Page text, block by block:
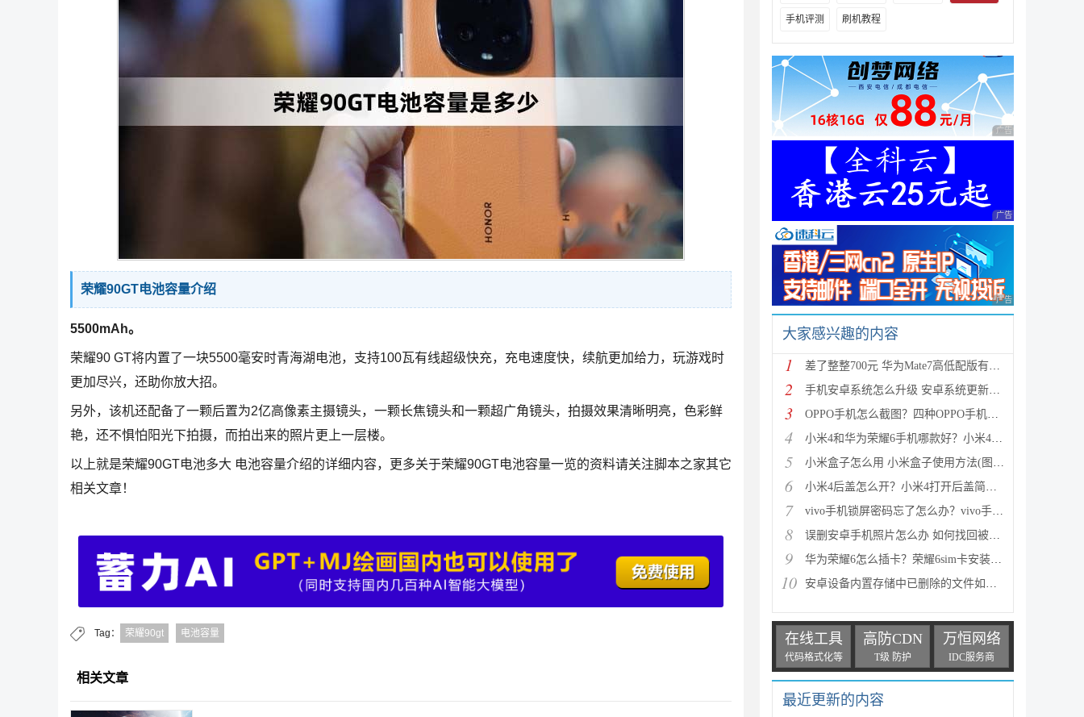
荣耀90GT电池容量介绍
5500mAh。
荣耀90 GT将内置了一块5500毫安时青海湖电池，支持100瓦有线超级快充，充电速度快，续航更加给力，玩游戏时
更加尽兴，还助你放大招。
另外，该机还配备了一颗后置为2亿高像素主摄镜头，一颗长焦镜头和一颗超广角镜头，拍摄效果清晰明亮，色彩鲜
艳，还不惧怕阳光下拍摄，而拍出来的照片更上一层楼。
以上就是荣耀90GT电池多大 电池容量介绍的详细内容，更多关于荣耀90GT电池容量一览的资料请关注脚本之家其它
相关文章！
Tag： 荣耀90gt 电池容量
相关文章
手机评测 刷机教程
广告 商业广告，理性
广告 商业广告，理性
广告 商业广告，理性
大家感兴趣的内容
1 差了整整700元 华为Mate7高低配版有什么区别?
2 手机安卓系统怎么升级 安卓系统更新升级的三种方法介
3 OPPO手机怎么截图？四种OPPO手机截屏方法介绍
4 小米4和华为荣耀6手机哪款好？小米4与荣耀6全方面区别
5 小米盒子怎么用 小米盒子使用方法(图文详解)
6 小米4后盖怎么开？小米4打开后盖简单方法
7 vivo手机锁屏密码忘了怎么办？vivo手机强制解锁的三种
8 误删安卓手机照片怎么办 如何找回被删的图片
9 华为荣耀6怎么插卡？荣耀6sim卡安装方法步骤图文详解
10 安卓设备内置存储中已删除的文件如何恢复
在线工具
代码格式化等
高防CDN
T级 防护
万恒网络
IDC服务商
最近更新的内容